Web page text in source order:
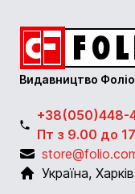
Видавництво Фоліо
+38(050)448-
Пт з 9.00 до
Україна, Харків